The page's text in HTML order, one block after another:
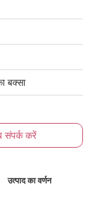
बक्सा
संपर्क करें
उत्पाद का वर्णन